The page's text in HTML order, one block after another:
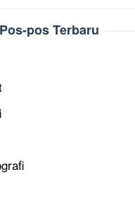
Pos-pos Terbaru